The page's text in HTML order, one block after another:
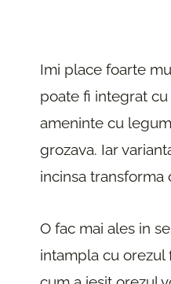
Imi place foarte
poate fi integrat
ameninte cu
grozava. Iar
incinsa
O fac mai ales in
intampla cu orezul